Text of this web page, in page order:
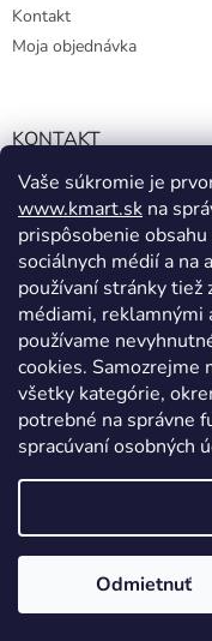
Vaše súkromie je
www.kmart.sk na
prispôsobenie
sociálnych médií a na
používaní stránky tiež
médiami, reklamnými
používame
cookies.
všetky kategórie,
potrebné na správne
spracúvaní osobných
Odmietnuť
Kontakt
Moja objednávka
KONTAKT
info@kmart.sk
+421 947 979 193
+421 947 979 193
facebook.com/
Copyright 2026